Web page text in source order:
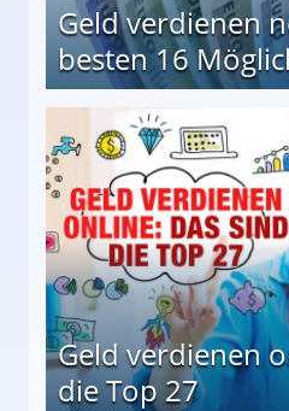
Geld verdienen
besten 16
Geld verdienen
die Top 27